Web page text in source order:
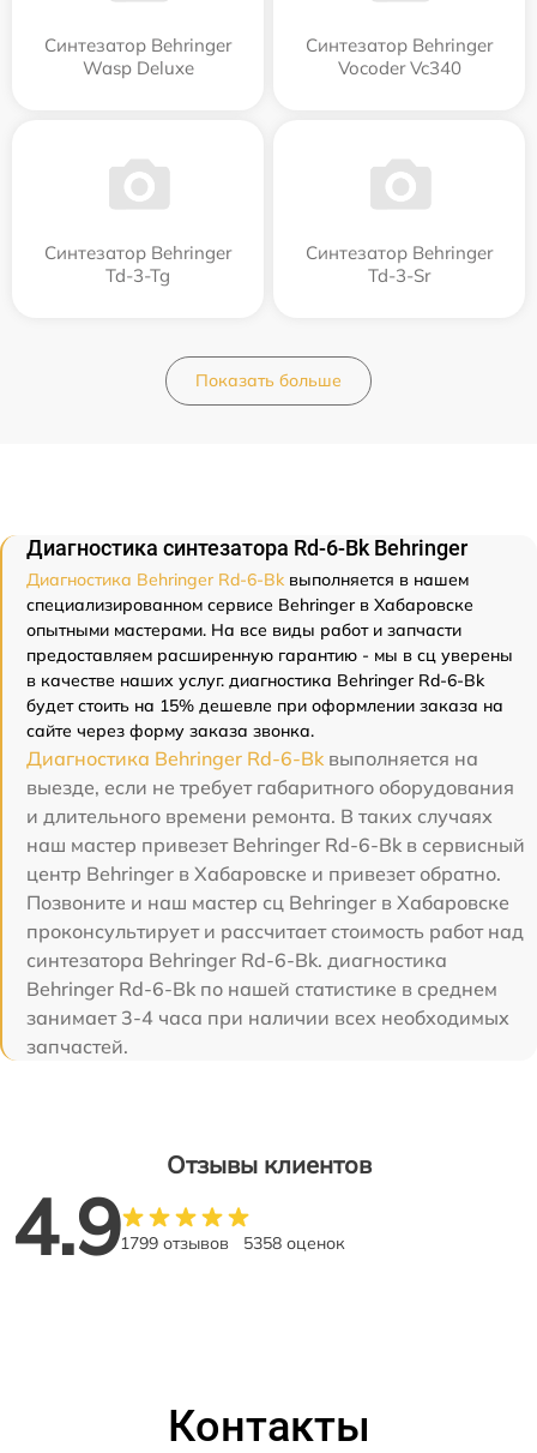
Синтезатор Behringer
Wasp Deluxe
Синтезатор Behringer
Vocoder Vc340
Синтезатор Behringer
Td-3-Tg
Синтезатор Behringer
Td-3-Sr
Показать больше
Диагностика синтезатора Rd-6-Bk Behringer
Диагностика Behringer Rd-6-Bk выполняется в нашем
специализированном сервисе Behringer в Хабаровске
опытными мастерами. На все виды работ и запчасти
предоставляем расширенную гарантию - мы в сц уверены
в качестве наших услуг. диагностика Behringer Rd-6-Bk
будет стоить на 15% дешевле при оформлении заказа на
сайте через форму заказа звонка.
Диагностика Behringer Rd-6-Bk выполняется на
выезде, если не требует габаритного оборудования
и длительного времени ремонта. В таких случаях
наш мастер привезет Behringer Rd-6-Bk в сервисный
центр Behringer в Хабаровске и привезет обратно.
Позвоните и наш мастер сц Behringer в Хабаровске
проконсультирует и рассчитает стоимость работ над
синтезатора Behringer Rd-6-Bk. диагностика
Behringer Rd-6-Bk по нашей статистике в среднем
занимает 3-4 часа при наличии всех необходимых
запчастей.
Отзывы клиентов
4.91799 отзывов 5358 оценок
Контакты